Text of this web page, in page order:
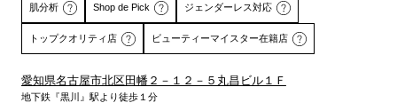
肌分析 Shop de Pick ジェンダーレス対応
トップクオリティ店 ビューティーマイスター在籍店
愛知県名古屋市北区田幡２－１２－５丸昌ビル１Ｆ
地下鉄『黒川』駅より徒歩１分